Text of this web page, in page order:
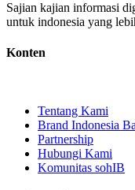
Sajian kajian informasi
untuk indonesia yang
Konten
Tentang Kami
Brand Indonesia
Partnership
Hubungi Kami
Komunitas sohIB